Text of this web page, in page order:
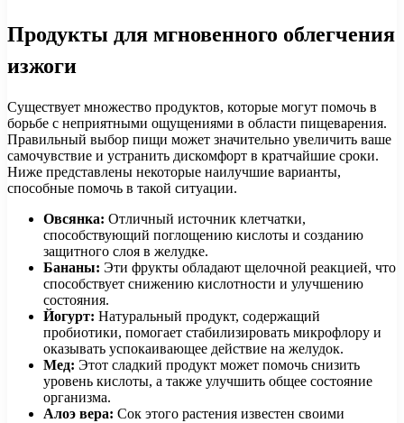
Продукты для мгновенного облегчения
изжоги
Существует множество продуктов, которые могут помочь в
борьбе с неприятными ощущениями в области пищеварения.
Правильный выбор пищи может значительно увеличить ваше
самочувствие и устранить дискомфорт в кратчайшие сроки.
Ниже представлены некоторые наилучшие варианты,
способные помочь в такой ситуации.
Овсянка: Отличный источник клетчатки,
способствующий поглощению кислоты и созданию
защитного слоя в желудке.
Бананы: Эти фрукты обладают щелочной реакцией, что
способствует снижению кислотности и улучшению
состояния.
Йогурт: Натуральный продукт, содержащий
пробиотики, помогает стабилизировать микрофлору и
оказывать успокаивающее действие на желудок.
Мед: Этот сладкий продукт может помочь снизить
уровень кислоты, а также улучшить общее состояние
организма.
Алоэ вера: Сок этого растения известен своими